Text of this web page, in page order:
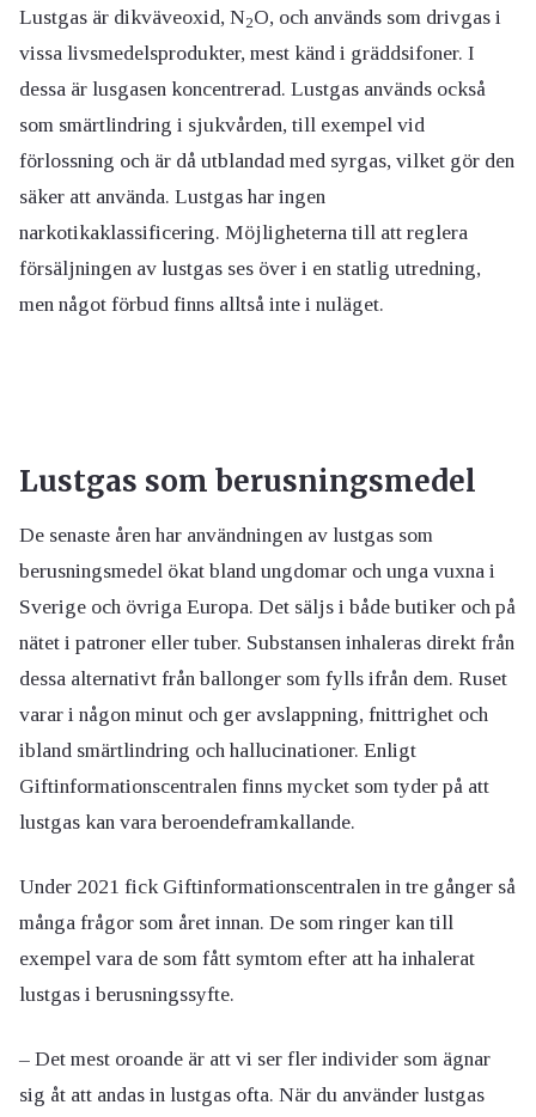
Lustgas är dikväveoxid, N2O, och används som drivgas i
vissa livsmedelsprodukter, mest känd i gräddsifoner. I
dessa är lusgasen koncentrerad. Lustgas används också
som smärtlindring i sjukvården, till exempel vid
förlossning och är då utblandad med syrgas, vilket gör den
säker att använda. Lustgas har ingen
narkotikaklassificering. Möjligheterna till att reglera
försäljningen av lustgas ses över i en statlig utredning,
men något förbud finns alltså inte i nuläget.
Lustgas som berusningsmedel
De senaste åren har användningen av lustgas som
berusningsmedel ökat bland ungdomar och unga vuxna i
Sverige och övriga Europa. Det säljs i både butiker och på
nätet i patroner eller tuber. Substansen inhaleras direkt från
dessa alternativt från ballonger som fylls ifrån dem. Ruset
varar i någon minut och ger avslappning, fnittrighet och
ibland smärtlindring och hallucinationer. Enligt
Giftinformationscentralen finns mycket som tyder på att
lustgas kan vara beroendeframkallande.
Under 2021 fick Giftinformationscentralen in tre gånger så
många frågor som året innan. De som ringer kan till
exempel vara de som fått symtom efter att ha inhalerat
lustgas i berusningssyfte.
– Det mest oroande är att vi ser fler individer som ägnar
sig åt att andas in lustgas ofta. När du använder lustgas